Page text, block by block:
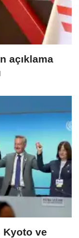
açıklama
Kyoto ve